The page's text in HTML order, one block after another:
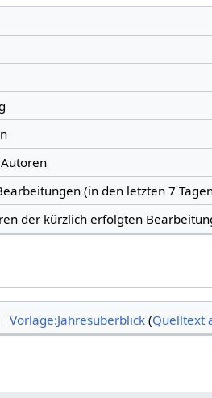
(in den letzten 7
der kürzlich erfolgten
Vorlage:Jahresüberblick (Quelltext